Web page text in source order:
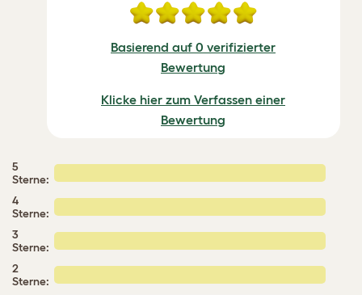
Basierend auf 0 verifizierter
Bewertung
Klicke hier zum Verfassen einer
Bewertung
5
Sterne:
4
Sterne:
3
Sterne:
2
Sterne: